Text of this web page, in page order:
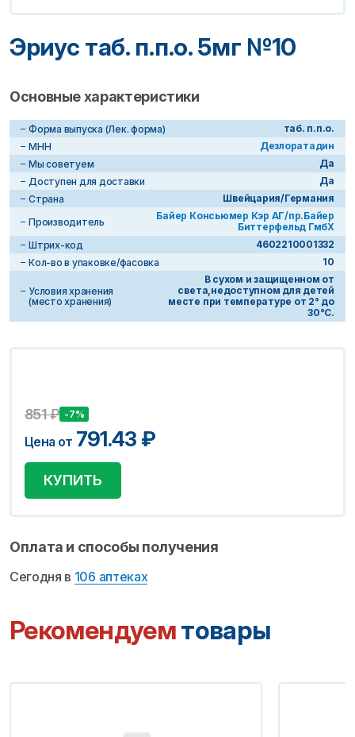
Эриус таб. п.п.о. 5мг №10
Основные характеристики
Форма выпуска (Лек. форма)
таб. п.п.о.
МНН
Дезлоратадин
Мы советуем
Да
Доступен для доставки
Да
Страна
Швейцария/Германия
Производитель
Байер Консьюмер Кэр АГ/пр.Байер
Биттерфельд ГмбХ
Штрих-код
4602210001332
Кол-во в упаковке/фасовка
10
Условия хранения
(место хранения)
В сухом и защищенном от
света,недоступном для детей
месте при температуре от 2° до
30°C.
851₽ -7%
Цена от 791.43 ₽
КУПИТЬ
Оплата и способы получения
Сегодня в 106 аптеках
Рекомендуемтовары